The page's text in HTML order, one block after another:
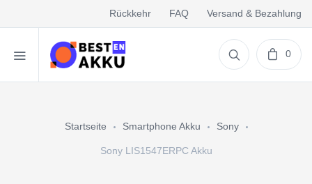
Rückkehr FAQ Versand & Bezahlung
0
Startseite Smartphone Akku Sony
Sony LIS1547ERPC Akku